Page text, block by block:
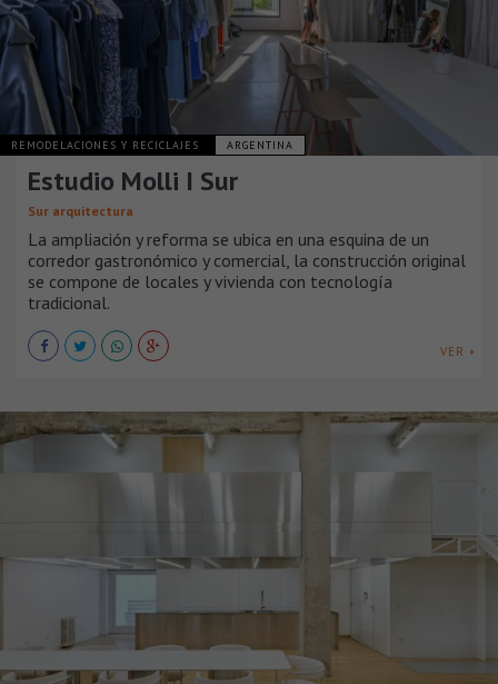
REMODELACIONES Y RECICLAJES ARGENTINA
Estudio Molli I Sur
Sur arquitectura
La ampliación y reforma se ubica en una esquina de un
corredor gastronómico y comercial, la construcción original
se compone de locales y vivienda con tecnología
tradicional.
VER +